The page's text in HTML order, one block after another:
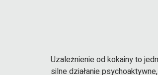
Uzależnienie od kokainy to
silne działanie